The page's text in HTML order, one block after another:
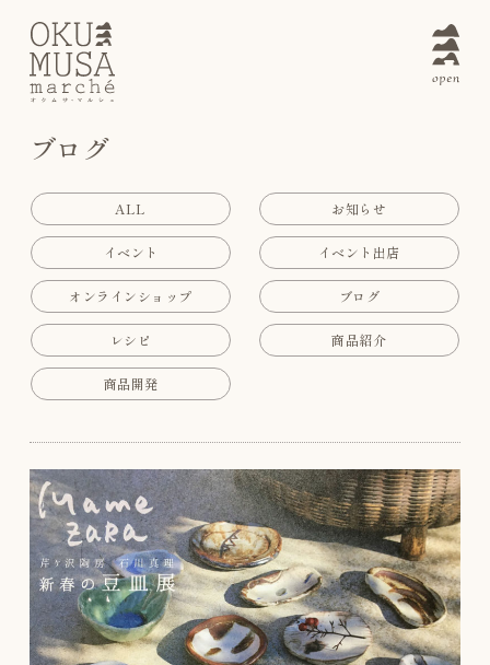
ブログ
ALL お知らせ
イベント イベント出店
オンラインショップ ブログ
レシピ 商品紹介
商品開発